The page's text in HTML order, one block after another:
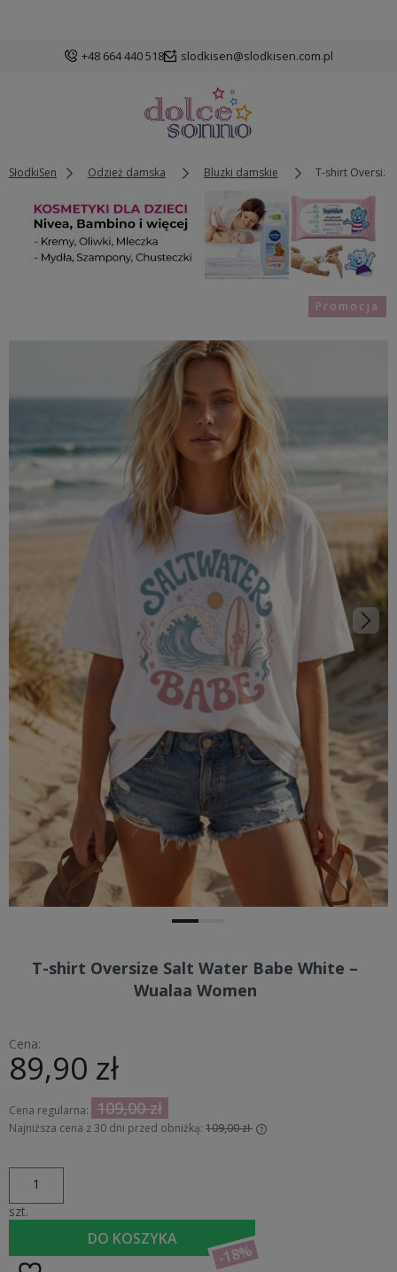
+48 664 440 518 slodkisen@slodkisen.com.pl
SłodkiSen Odzież damska Bluzki damskie T-shirt
Promocja
T-shirt Oversize Salt Water Babe White –
Wualaa Women
Cena:
89,90 zł
Cena regularna: 109,00 zł
Najniższa cena z 30 dni przed obniżką: 109,00 zł
sprzedaży.
szt.
DO KOSZYKA
-18%